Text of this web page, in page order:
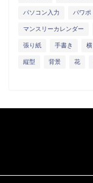
パソコン入力 パワポ
マンスリーカレンダー
張り紙 手書き 横
縦型 背景 花